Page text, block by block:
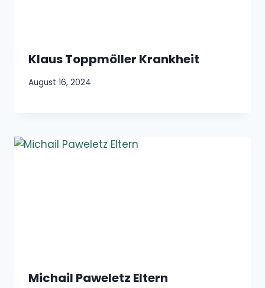
Klaus Toppmöller Krankheit
August 16, 2024
Michail Paweletz Eltern